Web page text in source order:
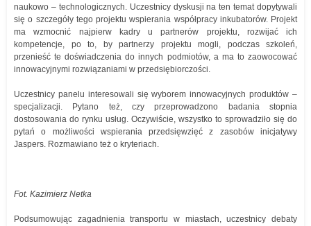
naukowo – technologicznych. Uczestnicy dyskusji na ten temat dopytywali
się o szczegóły tego projektu wspierania współpracy inkubatorów. Projekt
ma wzmocnić najpierw kadry u partnerów projektu, rozwijać ich
kompetencje, po to, by partnerzy projektu mogli, podczas szkoleń,
przenieść te doświadczenia do innych podmiotów, a ma to zaowocować
innowacyjnymi rozwiązaniami w przedsiębiorczości.
Uczestnicy panelu interesowali się wyborem innowacyjnych produktów –
specjalizacji. Pytano też, czy przeprowadzono badania stopnia
dostosowania do rynku usług. Oczywiście, wszystko to sprowadziło się do
pytań o możliwości wspierania przedsięwzięć z zasobów inicjatywy
Jaspers. Rozmawiano też o kryteriach.
Fot. Kazimierz Netka
Podsumowując zagadnienia transportu w miastach, uczestnicy debaty